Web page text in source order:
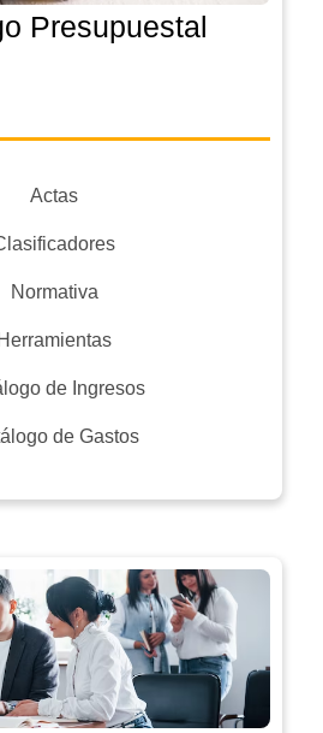
Presupuestal
Actas
Normativa
Herramientas
de Ingresos
de Gastos